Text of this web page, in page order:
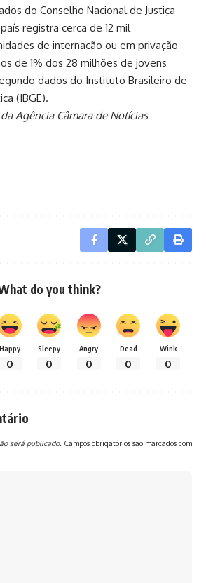
do Conselho Nacional de Justiça
registra cerca de 12 mil
de internação ou em privação
de 1% dos 28 milhões de jovens
dados do Instituto Brasileiro de
(IBGE).
Agência Câmara de Notícias
do you think?
Happy
0
Sleepy
0
Angry
0
Dead
0
Wink
0
será publicado. Campos obrigatórios são marcados com